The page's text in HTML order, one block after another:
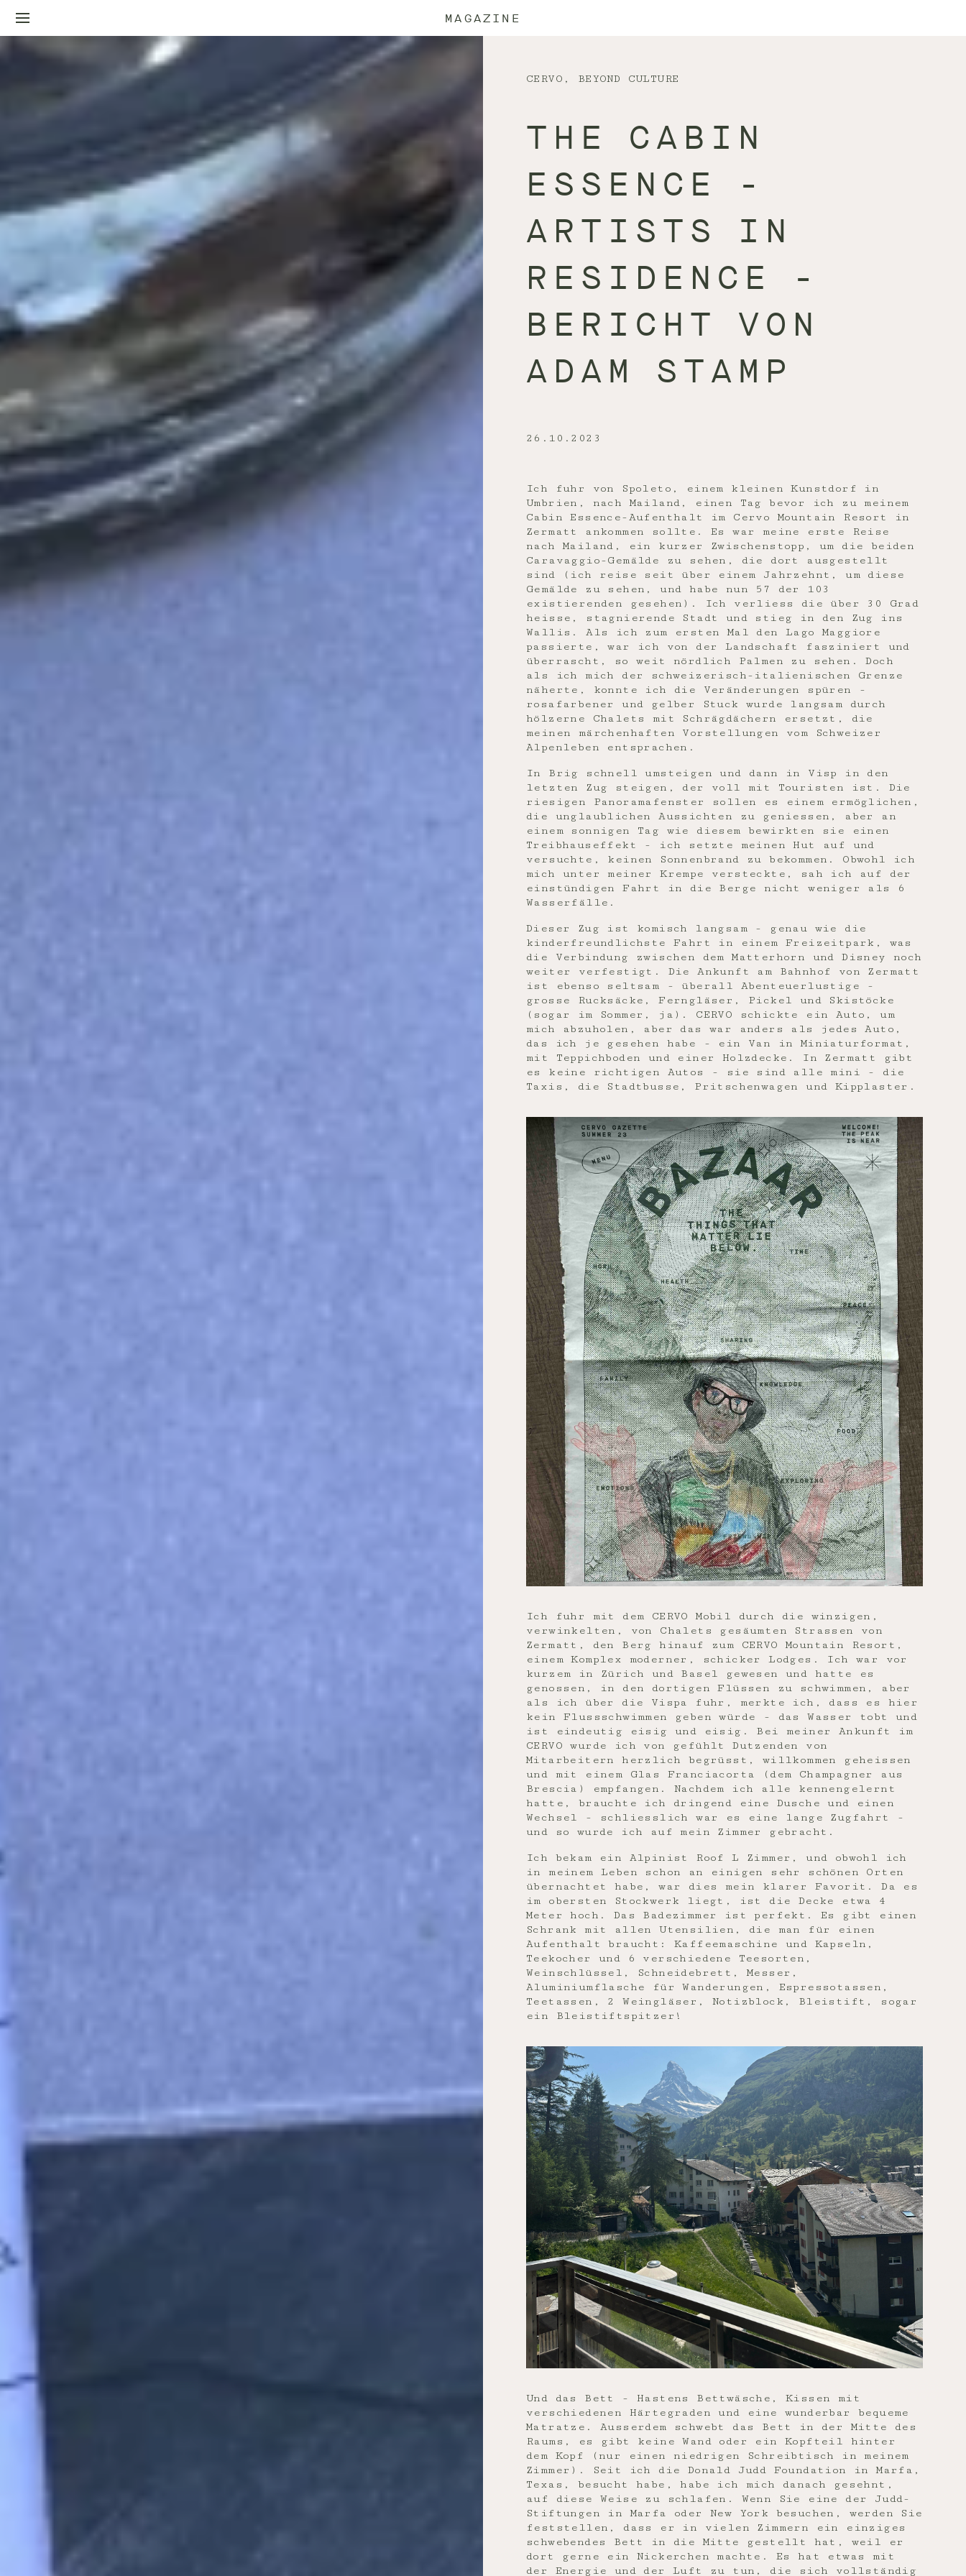
MAGAZINE
CERVO, BEYOND CULTURE
THE CABIN
ESSENCE -
ARTISTS IN
RESIDENCE -
BERICHT VON
ADAM STAMP
26.10.2023
Ich fuhr von Spoleto, einem kleinen Kunstdorf in
Umbrien, nach Mailand, einen Tag bevor ich zu meinem
Cabin Essence-Aufenthalt im Cervo Mountain Resort in
Zermatt ankommen sollte. Es war meine erste Reise
nach Mailand, ein kurzer Zwischenstopp, um die beiden
Caravaggio-Gemälde zu sehen, die dort ausgestellt
sind (ich reise seit über einem Jahrzehnt, um diese
Gemälde zu sehen, und habe nun 57 der 103
existierenden gesehen). Ich verliess die über 30 Grad
heisse, stagnierende Stadt und stieg in den Zug ins
Wallis. Als ich zum ersten Mal den Lago Maggiore
passierte, war ich von der Landschaft fasziniert und
überrascht, so weit nördlich Palmen zu sehen. Doch
als ich mich der schweizerisch-italienischen Grenze
näherte, konnte ich die Veränderungen spüren -
rosafarbener und gelber Stuck wurde langsam durch
hölzerne Chalets mit Schrägdächern ersetzt, die
meinen märchenhaften Vorstellungen vom Schweizer
Alpenleben entsprachen.
In Brig schnell umsteigen und dann in Visp in den
letzten Zug steigen, der voll mit Touristen ist. Die
riesigen Panoramafenster sollen es einem ermöglichen,
die unglaublichen Aussichten zu geniessen, aber an
einem sonnigen Tag wie diesem bewirkten sie einen
Treibhauseffekt - ich setzte meinen Hut auf und
versuchte, keinen Sonnenbrand zu bekommen. Obwohl ich
mich unter meiner Krempe versteckte, sah ich auf der
einstündigen Fahrt in die Berge nicht weniger als 6
Wasserfälle.
Dieser Zug ist komisch langsam - genau wie die
kinderfreundlichste Fahrt in einem Freizeitpark, was
die Verbindung zwischen dem Matterhorn und Disney noch
weiter verfestigt. Die Ankunft am Bahnhof von Zermatt
ist ebenso seltsam - überall Abenteuerlustige -
grosse Rucksäcke, Ferngläser, Pickel und Skistöcke
(sogar im Sommer, ja). CERVO schickte ein Auto, um
mich abzuholen, aber das war anders als jedes Auto,
das ich je gesehen habe - ein Van in Miniaturformat,
mit Teppichboden und einer Holzdecke. In Zermatt gibt
es keine richtigen Autos - sie sind alle mini - die
Taxis, die Stadtbusse, Pritschenwagen und Kipplaster.
Ich fuhr mit dem CERVO Mobil durch die winzigen,
verwinkelten, von Chalets gesäumten Strassen von
Zermatt, den Berg hinauf zum CERVO Mountain Resort,
einem Komplex moderner, schicker Lodges. Ich war vor
kurzem in Zürich und Basel gewesen und hatte es
genossen, in den dortigen Flüssen zu schwimmen, aber
als ich über die Vispa fuhr, merkte ich, dass es hier
kein Flussschwimmen geben würde - das Wasser tobt und
ist eindeutig eisig und eisig. Bei meiner Ankunft im
CERVO wurde ich von gefühlt Dutzenden von
Mitarbeitern herzlich begrüsst, willkommen geheissen
und mit einem Glas Franciacorta (dem Champagner aus
Brescia) empfangen. Nachdem ich alle kennengelernt
hatte, brauchte ich dringend eine Dusche und einen
Wechsel - schliesslich war es eine lange Zugfahrt -
und so wurde ich auf mein Zimmer gebracht.
Ich bekam ein Alpinist Roof L Zimmer, und obwohl ich
in meinem Leben schon an einigen sehr schönen Orten
übernachtet habe, war dies mein klarer Favorit. Da es
im obersten Stockwerk liegt, ist die Decke etwa 4
Meter hoch. Das Badezimmer ist perfekt. Es gibt einen
Schrank mit allen Utensilien, die man für einen
Aufenthalt braucht: Kaffeemaschine und Kapseln,
Teekocher und 6 verschiedene Teesorten,
Weinschlüssel, Schneidebrett, Messer,
Aluminiumflasche für Wanderungen, Espressotassen,
Teetassen, 2 Weingläser, Notizblock, Bleistift, sogar
ein Bleistiftspitzer!
Und das Bett - Hastens Bettwäsche, Kissen mit
verschiedenen Härtegraden und eine wunderbar bequeme
Matratze. Ausserdem schwebt das Bett in der Mitte des
Raums, es gibt keine Wand oder ein Kopfteil hinter
dem Kopf (nur einen niedrigen Schreibtisch in meinem
Zimmer). Seit ich die Donald Judd Foundation in Marfa,
Texas, besucht habe, habe ich mich danach gesehnt,
auf diese Weise zu schlafen. Wenn Sie eine der Judd-
Stiftungen in Marfa oder New York besuchen, werden Sie
feststellen, dass er in vielen Zimmern ein einziges
schwebendes Bett in die Mitte gestellt hat, weil er
dort gerne ein Nickerchen machte. Es hat etwas mit
der Energie und der Luft zu tun, die sich vollständig